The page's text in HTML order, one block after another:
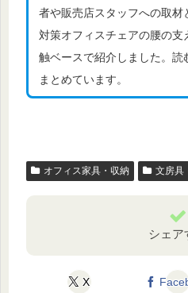
者や販売店スタッフへの取材
対策オフィスチェアの腰の
触ベースで紹介しました。
まとめています。
オフィス家具・収納 文房具
シェア
X